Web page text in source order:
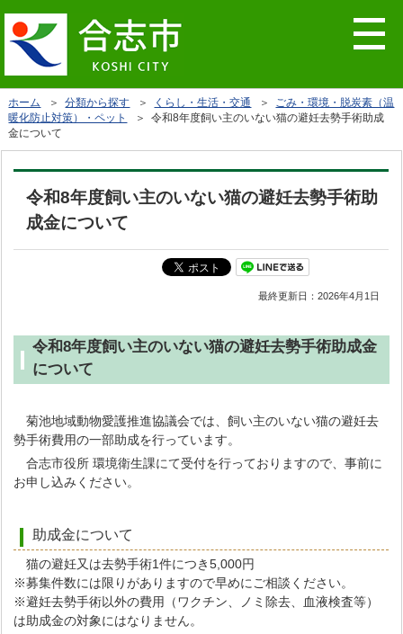
ホーム ＞分類から探す ＞ くらし・生活・交通 ＞ ごみ・環境・脱炭素（温
暖化防止対策）・ペット
＞ 令和8年度飼い主のいない猫の避妊去勢手術助成
金について
令和8年度飼い主のいない猫の避妊去勢手術助
成金について
最終更新日：2026年4月1日
令和8年度飼い主のいない猫の避妊去勢手術助成金
について
菊池地域動物愛護推進協議会では、飼い主のいない猫の避妊去
勢手術費用の一部助成を行っています。
合志市役所 環境衛生課にて受付を行っておりますので、事前に
お申し込みください。
助成金について
猫の避妊又は去勢手術1件につき5,000円
※募集件数には限りがありますので早めにご相談ください。
※避妊去勢手術以外の費用（ワクチン、ノミ除去、血液検査等）
は助成金の対象にはなりません。